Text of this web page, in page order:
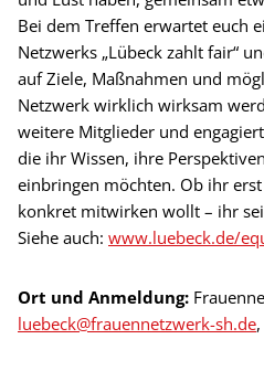
Bei dem Treffen erwartet euch
Netzwerks „Lübeck zahlt fair“
auf Ziele, Maßnahmen und
Netzwerk wirklich wirksam
weitere Mitglieder und
die ihr Wissen, ihre
einbringen möchten. Ob ihr
konkret mitwirken wollt – ihr
Siehe auch: www.luebeck.de/
Ort und Anmeldung:
luebeck@frauennetzwerk-sh.de